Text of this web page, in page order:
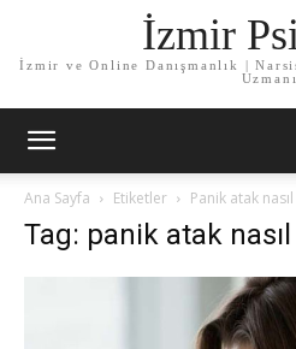
İzmir
İzmir ve Online Danışmanlık |
Uzmanı
Ana Sayfa Etiketler Panik atak
Tag: panik atak